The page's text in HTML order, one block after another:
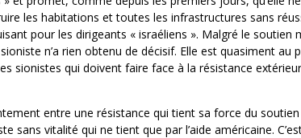
les habitations et toutes les infrastructures sans
pour les dirigeants « israéliens ». Malgré le soutien
n’a rien obtenu de décisif. Elle est quasiment au
sionistes qui doivent faire face à la résistance
entre une résistance qui tient sa force du
sans vitalité qui ne tient que par l’aide américaine.